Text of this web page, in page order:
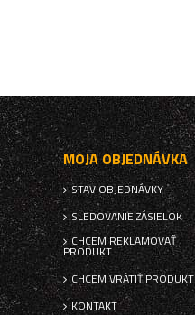
MOJA OBJEDNÁVKA
STAV OBJEDNÁVKY
SLEDOVANIE ZÁSIELOK
CHCEM REKLAMOVAŤ
PRODUKT
CHCEM VRÁTIŤ PRODUKT
KONTAKT